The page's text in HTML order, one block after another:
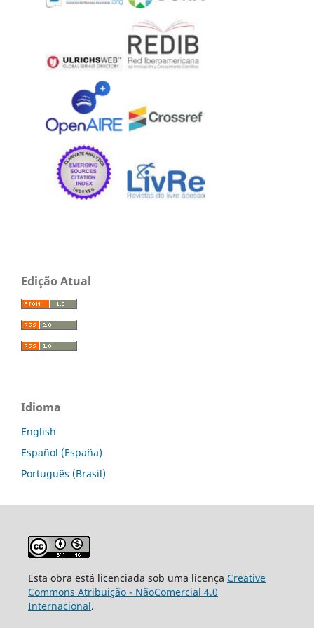
Edição Atual
Idioma
English
Español (España)
Português (Brasil)
Esta obra está licenciada sob uma licença Creative
Commons Atribuição - NãoComercial 4.0
Internacional.